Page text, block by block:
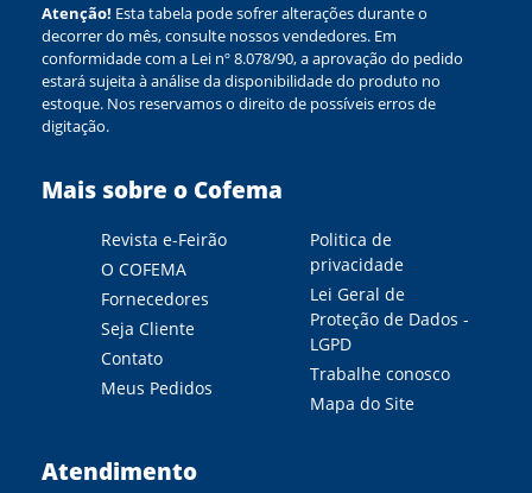
Atenção! Esta tabela pode sofrer alterações durante o
decorrer do mês, consulte nossos vendedores. Em
conformidade com a Lei nº 8.078/90, a aprovação do pedido
estará sujeita à análise da disponibilidade do produto no
estoque. Nos reservamos o direito de possíveis erros de
digitação.
Mais sobre o Cofema
Revista e-Feirão
O COFEMA
Fornecedores
Seja Cliente
Contato
Meus Pedidos
Politica de
privacidade
Lei Geral de
Proteção de Dados -
LGPD
Trabalhe conosco
Mapa do Site
Atendimento